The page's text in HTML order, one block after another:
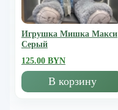
Игрушка Мишка Mакси
Серый
125.00 BYN
В корзину